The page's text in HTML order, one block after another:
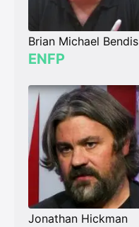
Brian Michael Bendis
ENFP
Jonathan Hickman